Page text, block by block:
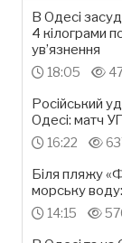
В Одесі
4 кілограми
ув’язнення
18:05
Російський
Одесі: матч
16:22
Біля пляжу
морську
14:15